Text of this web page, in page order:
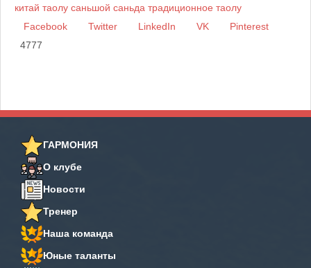
китай таолу саньшой саньда традиционное таолу
Facebook
Twitter LinkedIn VK
Pinterest
4777
ГАРМОНИЯ
О клубе
Новости
Тренер
Наша команда
Юные таланты